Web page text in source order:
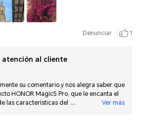
El teléfono ya está visto así que adjunto alg
Denunciar 1
atención al cliente
su comentario y nos alegra saber que
HONOR Magic5 Pro, que le encanta el
las características del producto.
Ver más